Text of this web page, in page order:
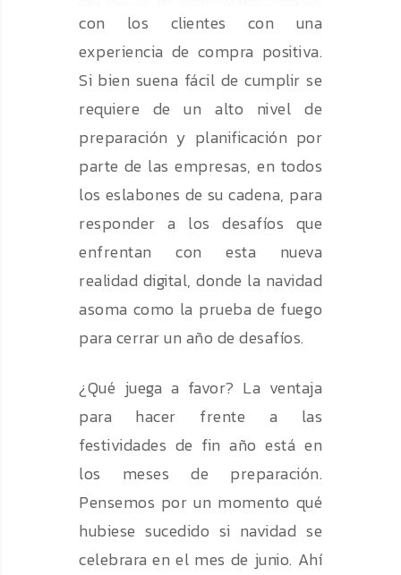
con los clientes con una
experiencia de compra positiva.
Si bien suena fácil de cumplir se
requiere de un alto nivel de
preparación y planificación por
parte de las empresas, en todos
los eslabones de su cadena, para
responder a los desafíos que
enfrentan con esta nueva
realidad digital, donde la navidad
asoma como la prueba de fuego
para cerrar un año de desafíos.
¿Qué juega a favor? La ventaja
para hacer frente a las
festividades de fin año está en
los meses de preparación.
Pensemos por un momento qué
hubiese sucedido si navidad se
celebrara en el mes de junio. Ahí